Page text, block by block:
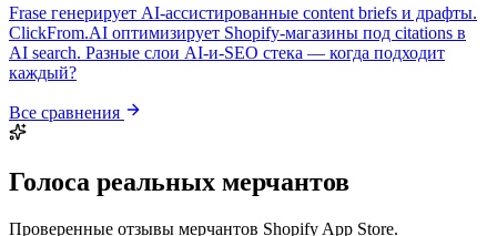
Frase генерирует AI-ассистированные content briefs и драфты.
ClickFrom.AI оптимизирует Shopify-магазины под citations в
AI search. Разные слои AI-и-SEO стека — когда подходит
каждый?
Все сравнения
Голоса реальных мерчантов
Проверенные отзывы мерчантов Shopify App Store.